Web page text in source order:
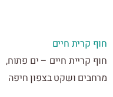
קרית חיים
קריית חיים – ים פתוח,
ושקט בצפון חיפה